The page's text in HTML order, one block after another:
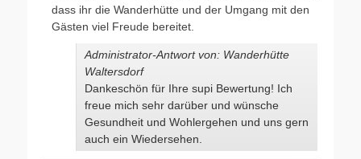
dass ihr die Wanderhütte und der Umgang mit den
Gästen viel Freude bereitet.
Administrator-Antwort von: Wanderhütte
Waltersdorf
Dankeschön für Ihre supi Bewertung! Ich
freue mich sehr darüber und wünsche
Gesundheit und Wohlergehen und uns gern
auch ein Wiedersehen.